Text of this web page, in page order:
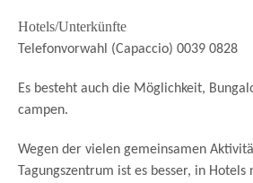
Hotels/Unterkünfte
Telefonvorwahl (Capaccio) 0039 0828
Es besteht auch die Möglichkeit,
campen.
Wegen der vielen gemeinsamen
Tagungszentrum ist es besser, in